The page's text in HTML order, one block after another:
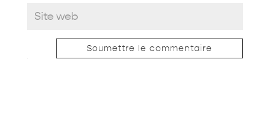
Soumettre le commentaire